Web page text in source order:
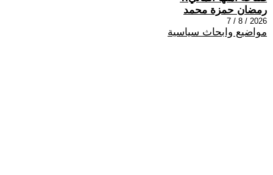
رمضان حمزة محمد
2026 / 8 / 7
مواضيع وابحاث سياسية